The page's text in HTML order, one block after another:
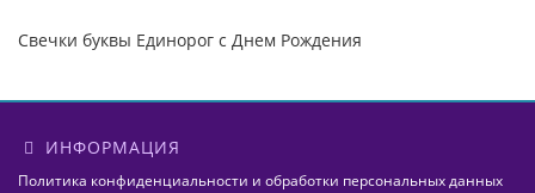
Свечки буквы Единорог с Днем Рождения
ИНФОРМАЦИЯ
Политика конфиденциальности и обработки персональных данных